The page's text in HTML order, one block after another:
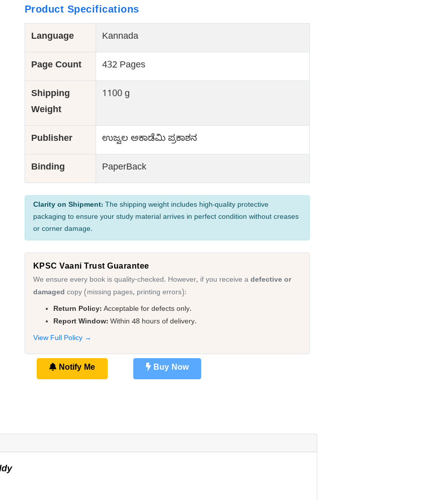
Product Specifications
Language Kannada
Page Count 432 Pages
Shipping
Weight
1100 g
Publisher ಉಜ್ವಲ ಅಕಾಡೆಮಿ ಪ್ರಕಾಶನ
Binding PaperBack
Clarity on Shipment:The shipping weight includes high-quality protective
packaging to ensure your study material arrives in perfect condition without creases
or corner damage.
KPSC Vaani Trust Guarantee
We ensure every book is quality-checked. However, if you receive a defective or
damaged copy (missing pages, printing errors):
Return Policy:Acceptable for defects only.
Report Window:Within 48 hours of delivery.
View Full Policy →
Notify Me Buy Now